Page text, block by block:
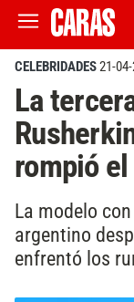
CELEBRIDADES21-
La
rompió
La modelo
argentino
enfrentó los